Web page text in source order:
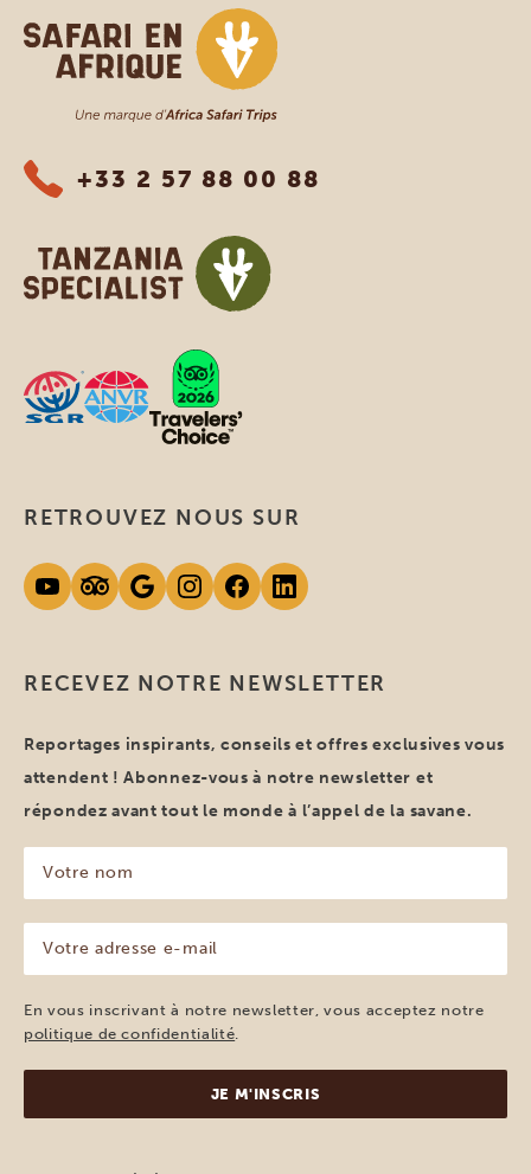
Safari en Afrique
+33 2 57 88 00 88
RECEVEZ NOTRE NEWSLETTER
Reportages inspirants, conseils et offres exclusives vous
attendent ! Abonnez-vous à notre newsletter et
répondez avant tout le monde à l’appel de la savane.
nom
(Nécessaire)
adresse
e-
mail
(Nécessaire)
En vous inscrivant à notre newsletter, vous acceptez notre
politique de confidentialité
RETROUVEZ NOUS SUR